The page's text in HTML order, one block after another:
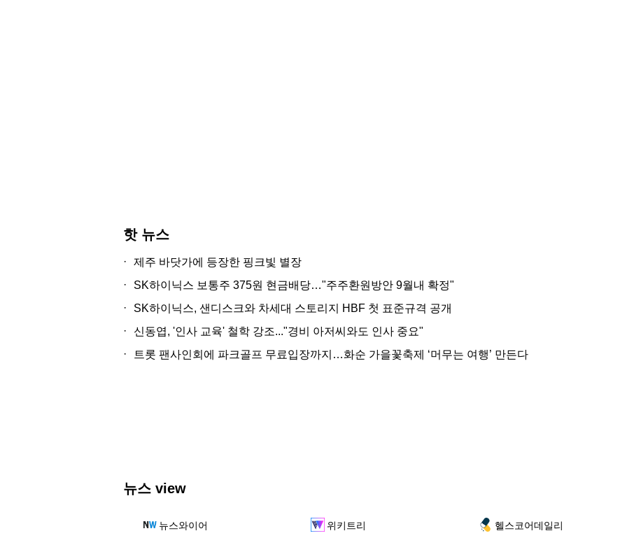
핫 뉴스
·
제주 바닷가에 등장한 핑크빛 별장
·
SK하이닉스 보통주 375원 현금배당…"주주환원방안 9월내 확정"
·
SK하이닉스, 샌디스크와 차세대 스토리지 HBF 첫 표준규격 공개
·
신동엽, '인사 교육' 철학 강조..."경비 아저씨와도 인사 중요"
·
트롯 팬사인회에 파크골프 무료입장까지…화순 가을꽃축제 ‘머무는 여행’ 만든다
뉴스 view
뉴스와이어 위키트리 헬스코어데일리